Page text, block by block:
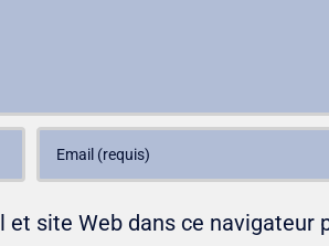
et site Web dans ce navigateur